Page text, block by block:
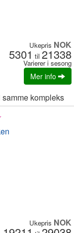
Ukepris NOK
5301 til 21338
Varierer i sesong
Mer info
kompleks
Ukepris NOK